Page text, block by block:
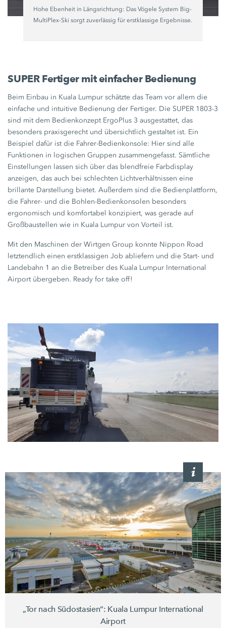
Hohe Ebenheit in Längsrichtung: Das Vögele System Big-
MultiPlex-Ski sorgt zuverlässig für erstklassige Ergebnisse.
SUPER Fertiger mit einfacher Bedienung
Beim Einbau in Kuala Lumpur schätzte das Team vor allem die
einfache und intuitive Bedienung der Fertiger. Die SUPER 1803-3
sind mit dem Bedienkonzept ErgoPlus 3 ausgestattet, das
besonders praxisgerecht und übersichtlich gestaltet ist. Ein
Beispiel dafür ist die Fahrer-Bedienkonsole: Hier sind alle
Funktionen in logischen Gruppen zusammengefasst. Sämtliche
Einstellungen lassen sich über das blendfreie Farbdisplay
anzeigen, das auch bei schlechten Lichtverhältnissen eine
brillante Darstellung bietet. Außerdem sind die Bedienplattform,
die Fahrer- und die Bohlen-Bedienkonsolen besonders
ergonomisch und komfortabel konzipiert, was gerade auf
Großbaustellen wie in Kuala Lumpur von Vorteil ist.
Mit den Maschinen der Wirtgen Group konnte Nippon Road
letztendlich einen erstklassigen Job abliefern und die Start- und
Landebahn 1 an die Betreiber des Kuala Lumpur International
Airport übergeben. Ready for take off!
„Tor nach Südostasien“: Kuala Lumpur International
Airport